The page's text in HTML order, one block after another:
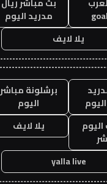
مدريد اليوم
يلا لايف
برشلونة مباشر
اليوم
اليوم
يلا لايف
yalla live